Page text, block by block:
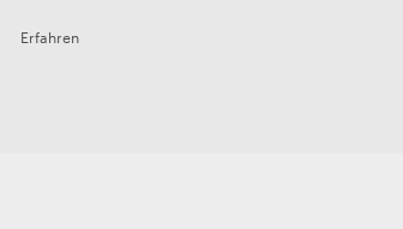
Erfahren